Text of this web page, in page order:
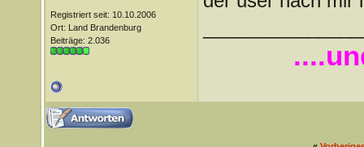
Registriert seit: 10.10.2006
Ort: Land Brandenburg
Beiträge: 2.036